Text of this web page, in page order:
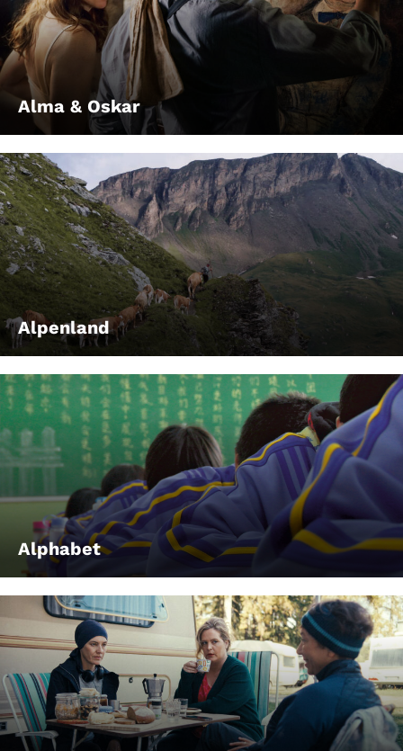
Alma & Oskar
Alpenland
Alphabet